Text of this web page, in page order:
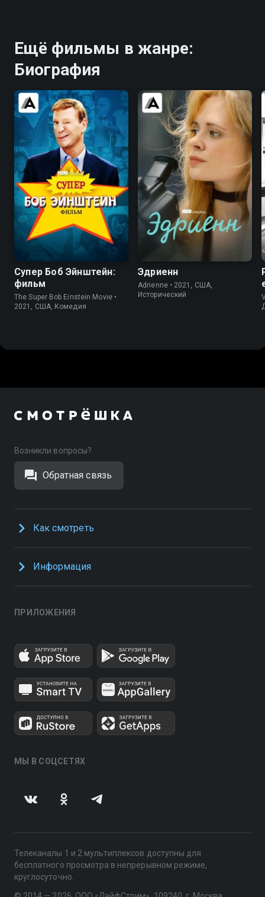
Ещё фильмы в жанре:
Биография
7.1 7.3
Супер Боб Эйнштейн:
фильм
The Super Bob Einstein Movie •
2021, США, Комедия
7.6 7.4
Эдриенн
Adrienne • 2021, США,
Исторический
Возникли вопросы?
Обратная связь
Как смотреть
Информация
ПРИЛОЖЕНИЯ
МЫ В СОЦСЕТЯХ
Телеканалы 1 и 2 мультиплексов доступны для
бесплатного просмотра в непрерывном режиме,
круглосуточно.